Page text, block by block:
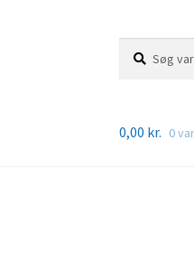
efter:
0,00 kr. 0